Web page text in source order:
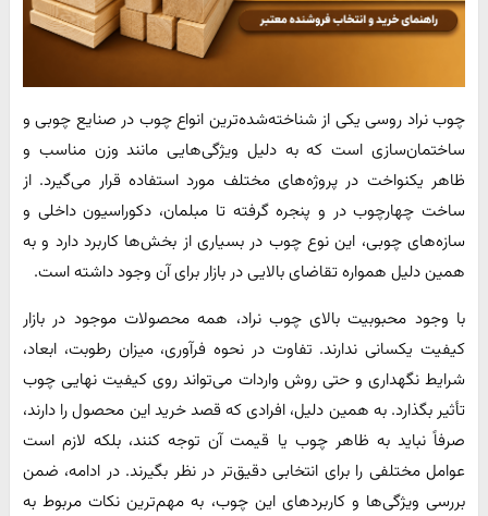
چوب نراد روسی یکی از شناخته‌شده‌ترین انواع چوب در صنایع چوبی و
ساختمان‌سازی است که به دلیل ویژگی‌هایی مانند وزن مناسب و
ظاهر یکنواخت در پروژه‌های مختلف مورد استفاده قرار می‌گیرد. از
ساخت چهارچوب در و پنجره گرفته تا مبلمان، دکوراسیون داخلی و
سازه‌های چوبی، این نوع چوب در بسیاری از بخش‌ها کاربرد دارد و به
همین دلیل همواره تقاضای بالایی در بازار برای آن وجود داشته است.
با وجود محبوبیت بالای چوب نراد، همه محصولات موجود در بازار
کیفیت یکسانی ندارند. تفاوت در نحوه فرآوری، میزان رطوبت، ابعاد،
شرایط نگهداری و حتی روش واردات می‌تواند روی کیفیت نهایی چوب
تأثیر بگذارد. به همین دلیل، افرادی که قصد خرید این محصول را دارند،
صرفاً نباید به ظاهر چوب یا قیمت آن توجه کنند، بلکه لازم است
عوامل مختلفی را برای انتخابی دقیق‌تر در نظر بگیرند. در ادامه، ضمن
بررسی ویژگی‌ها و کاربردهای این چوب، به مهم‌ترین نکات مربوط به